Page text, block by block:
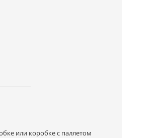
или коробке с паллетом